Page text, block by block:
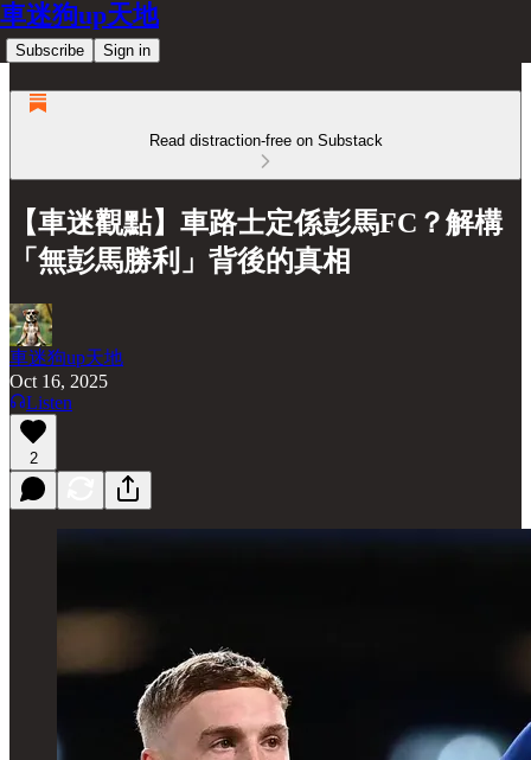
車迷狗up天地
Subscribe Sign in
Read distraction-free on Substack
【車迷觀點】車路士定係彭馬FC？解構
「無彭馬勝利」背後的真相
車迷狗up天地
Oct 16, 2025
Listen
2